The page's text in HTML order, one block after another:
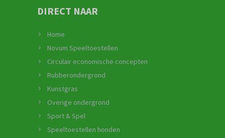
DIRECT NAAR
Home
Novum Speeltoestellen
Circulair economische concepten
Rubberondergrond
Kunstgras
Overige ondergrond
Sport & Spel
Speeltoestellen honden